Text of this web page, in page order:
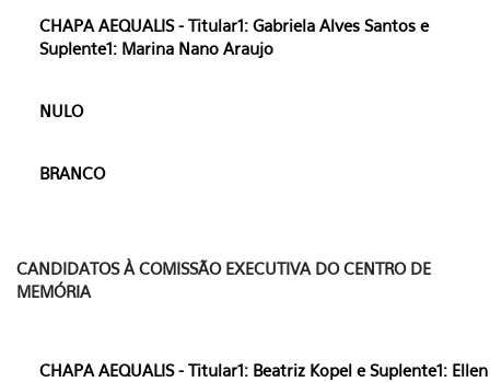
CHAPA AEQUALIS - Titular1: Gabriela Alves Santos e
Suplente1: Marina Nano Araujo
NULO
BRANCO
CANDIDATOS À COMISSÃO EXECUTIVA DO CENTRO DE
MEMÓRIA
CHAPA AEQUALIS - Titular1: Beatriz Kopel e Suplente1: Ellen